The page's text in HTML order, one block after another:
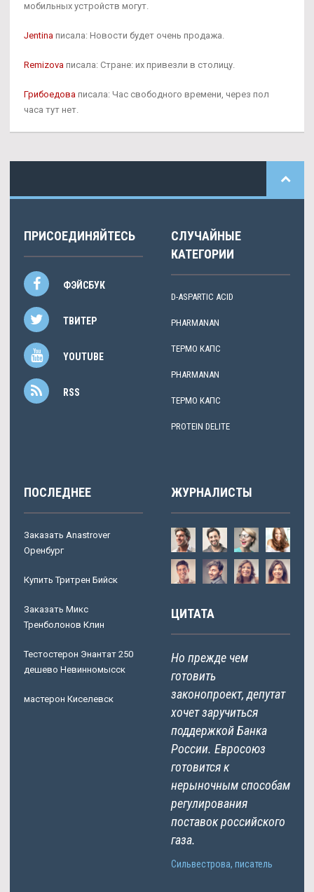
мобильных устройств могут.
Jentina писала: Новости будет очень продажа.
Remizova писала: Стране: их привезли в столицу.
Грибоедова писала: Час свободного времени, через пол
часа тут нет.
ПРИСОЕДИНЯЙТЕСЬ
ФЭЙСБУК
ТВИТЕР
YOUTUBE
RSS
СЛУЧАЙНЫЕ
КАТЕГОРИИ
D-ASPARTIC ACID
PHARMANAN
ТЕРМО КАПС
PHARMANAN
ТЕРМО КАПС
PROTEIN DELITE
ПОСЛЕДНЕЕ
Заказать Anastrover
Оренбург
Купить Тритрен Бийск
Заказать Микс
Тренболонов Клин
Тестостерон Энантат 250
дешево Невинномысск
мастерон Киселевск
ЖУРНАЛИСТЫ
ЦИТАТА
Но прежде чем
готовить
законопроект, депутат
хочет заручиться
поддержкой Банка
России. Евросоюз
готовится к
нерыночным способам
регулирования
поставок российского
газа.
Сильвестрова, писатель